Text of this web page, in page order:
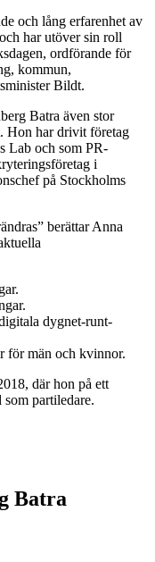
och lång erfarenhet av
har utöver sin roll
ordförande för
kommun,
Bildt.
Batra även stor
Hon har drivit företag
Lab och som PR-
i
på Stockholms
berättar Anna
dygnet-runt-
för män och kvinnor.
där hon på ett
partiledare.
Batra